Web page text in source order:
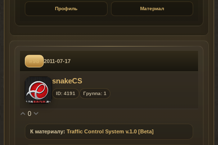
Профиль Материал
#98 2011-07-17
snakeCS
ID: 4191 Группа: 1
0
К материалу: Traffic Control System v.1.0 [Beta]